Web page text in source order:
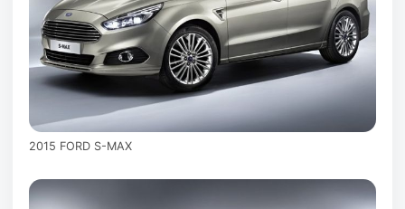
2015 FORD S-MAX